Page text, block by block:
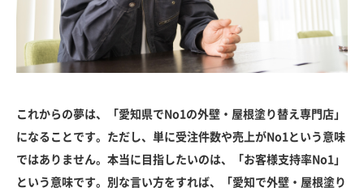
これからの夢は、「愛知県でNo1の外壁・屋根塗り替え専門店」
になることです。ただし、単に受注件数や売上がNo1という意味
ではありません。本当に目指したいのは、「お客様支持率No1」
という意味です。別な言い方をすれば、「愛知で外壁・屋根塗り